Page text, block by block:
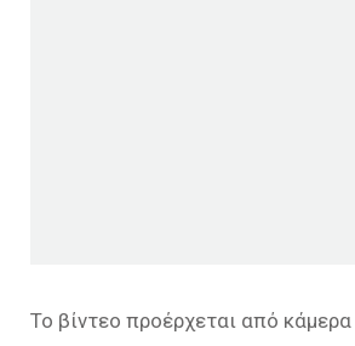
Το βίντεο προέρχεται από